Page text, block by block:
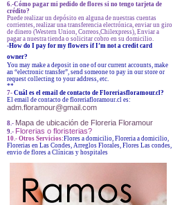
6.-Cómo pagar mi pedido de flores si no tengo tarjeta de
crédito?
Puede realizar un depósito en alguna de nuestras cuentas
corrientes, realizar una transferencia electrónica, enviar un giro
de dinero (Western Union, Correos,Chilexpress), Enviar a
pagar a nuestra tienda o solicitar cobro en su domicilio.
-How do I pay for my flowers if I’m not a credit card
owner?
You may make a deposit in one of our current accounts, make
an “electronic transfer”, send someone to pay in our store or
request collecting to your address, etc.
**
7- Cuál es el email de contacto de Floreriasfloramour.cl?
El email de contacto de floreriafloramour.cl es:
adm.floramour@gmail.com
8.- Mapa de ubicación de Floreria Floramour
9.- Florerias o floristerias?
10.- Otros Servicios:Flores a domicilio, Floreria a domicilio,
Florerias en Las Condes, Arreglos Florales, Flores Las condes,
envio de flores a Clínicas y hospitales